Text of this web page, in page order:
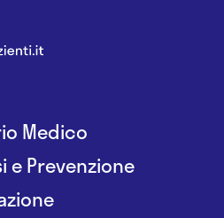
Medico
e Prevenzione